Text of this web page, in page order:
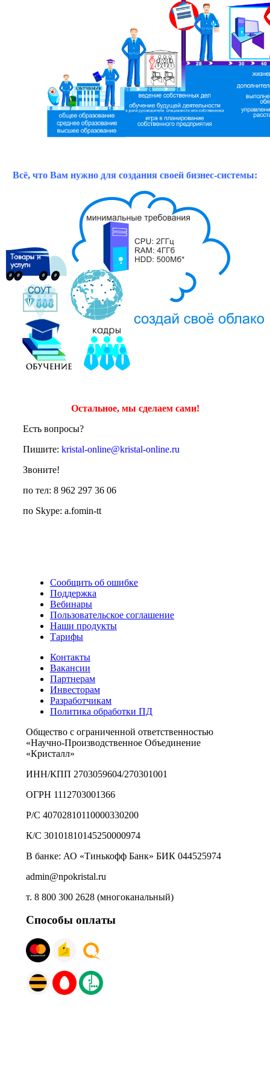
Всё, что Вам нужно для создания своей бизнес-системы:
Остальное, мы сделаем сами!
Есть вопросы?
Пишите: kristal-online@kristal-online.ru
Звоните!
по тел: 8 962 297 36 06
по Skype: a.fomin-tt
Сообщить об ошибке
Поддержка
Вебинары
Пользовательское соглашение
Наши продукты
Тарифы
Контакты
Вакансии
Партнерам
Инвесторам
Разработчикам
Политика обработки ПД
Общество с ограниченной ответственностью
«Научно-Производственное Объединение
«Кристалл»
ИНН/КПП 2703059604/270301001
ОГРН 1112703001366
Р/С 40702810110000330200
К/С 30101810145250000974
В банке: АО «Тинькофф Банк» БИК 044525974
admin@npokristal.ru
т. 8 800 300 2628 (многоканальный)
Способы оплаты